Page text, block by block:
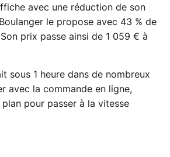
avec une réduction de son
le propose avec 43 % de
prix passe ainsi de 1 059 € à
sous 1 heure dans de nombreux
avec la commande en ligne,
pour passer à la vitesse